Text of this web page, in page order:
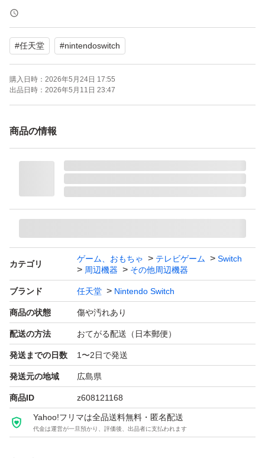
【その他】
・傷や汚れについて、気づく限り写真に搭載しています
が、携帯のカメラでは細かい傷全てが写るわけではなく、
限度がある為、気になる方はご購入ご遠慮願います。
・アルコールにて除菌を行い、傷対策を施して発送しま
せん。(過去商品が返却されないことがありましたので、)
・セット購入で値引き可能ですので、希望の方はコメント
にてご連絡お願いします。
中古品ですので、ご理解の上ご購入よろしくお願いしま
す。
#nintendo
#switch
#任天堂
#ニンテンドー
#プロコン
#任天堂 #nintendoswitch
購入日時： 2026年5月24日 17:55
出品日時： 2026年5月11日 23:47
商品の情報
カテゴリ
ゲーム、おもちゃ テレビゲーム
Switch
周辺機器
その他周辺機器
ブランド 任天堂 Nintendo Switch
商品の状態 傷や汚れあり
配送の方法 おてがる配送（日本郵便）
発送までの日数 1〜2日で発送
発送元の地域 広島県
商品ID z608121168
Yahoo!フリマは全品送料無料・匿名配送
代金は運営が一旦預かり、評価後、出品者に支払われます